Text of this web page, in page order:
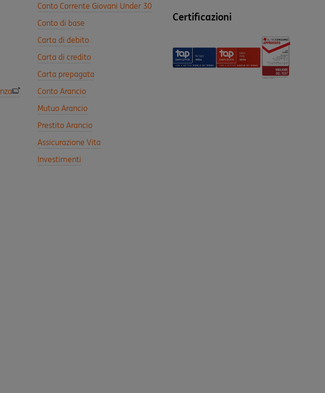
Conto Corrente Giovani Under 30
Conto di base
Carta di debito
Carta di credito
Carta prepagata
Conto Arancio
Mutuo Arancio
Prestito Arancio
Assicurazione Vita
Investimenti
Certificazioni